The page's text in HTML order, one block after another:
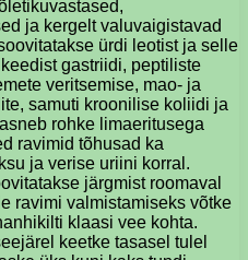
ja kergelt valuvaigistavad
ürdi leotist ja selle
gastriidi, peptiliste
veritsemise, mao- ja
samuti kroonilise koliidi ja
rohke limaeritusega
ravimid tõhusad ka
ja verise uriini korral.
järgmist roomaval
ravimi valmistamiseks võtke
klaasi vee kohta.
keetke tasasel tulel